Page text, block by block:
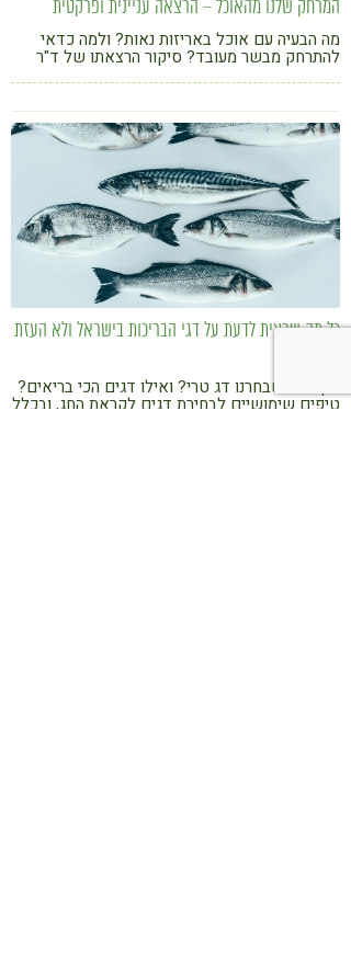
המרחק שלנו מהאוכל – הרצאה עניינית ופרקטית
מה הבעיה עם אוכל באריזות נאות? ולמה כדאי
להתרחק מבשר מעובד? סיקור הרצאתו של ד"ר
אורי מאיר צ'יזיק, היסטוריון תזונה ורפואה
כל מה שרצית לדעת על דגי הבריכות בישראל ולא העזת
איך נדע שבחרנו דג טרי? ואילו דגים הכי בריאים?
טיפים שימושיים לבחירת דגים לקראת החג, ובכלל